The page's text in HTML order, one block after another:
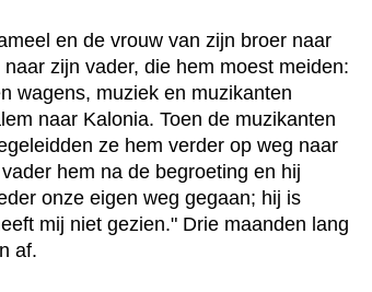
en de vrouw van zijn broer naar
zijn vader, die hem moest meiden:
wagens, muziek en muzikanten
naar Kalonia. Toen de muzikanten
ze hem verder op weg naar
hem na de begroeting en hij
onze eigen weg gegaan; hij is
mij niet gezien." Drie maanden lang
af.